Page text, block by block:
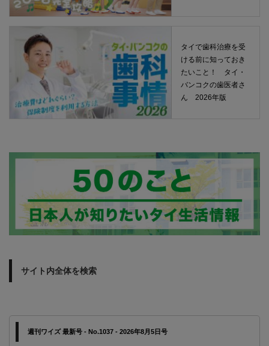
タイで歯科治療を受
ける前に知っておき
たいこと！ タイ・
バンコクの歯医者さ
ん 2026年版
サイト内全体を検索
週刊ワイズ 最新号 - No.1037 - 2026年8月5日号